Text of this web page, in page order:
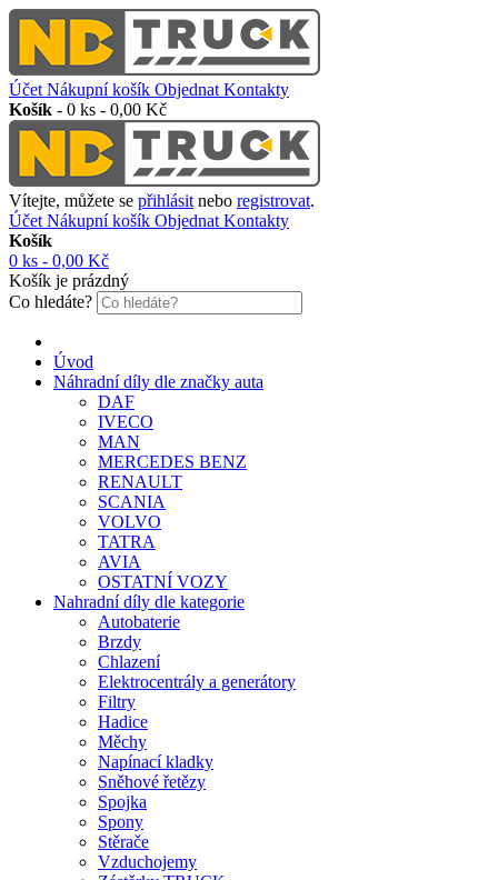
Účet Nákupní košík Objednat Kontakty
Košík - 0 ks - 0,00 Kč
Vítejte, můžete se přihlásit nebo registrovat.
Účet Nákupní košík Objednat Kontakty
Košík
0 ks - 0,00 Kč
Košík je prázdný
Co hledáte?
Úvod
Náhradní díly dle značky auta
DAF
IVECO
MAN
MERCEDES BENZ
RENAULT
SCANIA
VOLVO
TATRA
AVIA
OSTATNÍ VOZY
Nahradní díly dle kategorie
Autobaterie
Brzdy
Chlazení
Elektrocentrály a generátory
Filtry
Hadice
Měchy
Napínací kladky
Sněhové řetězy
Spojka
Spony
Stěrače
Vzduchojemy